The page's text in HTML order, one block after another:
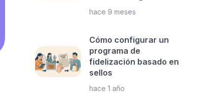
hace 9 meses
Cómo configurar un
programa de
fidelización basado en
sellos
hace 1 año